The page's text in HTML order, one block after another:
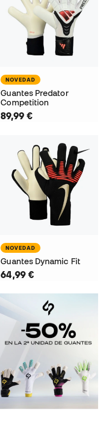
NOVEDAD
Guantes Predator
Competition
89,99 €
NOVEDAD
Guantes Dynamic Fit
64,99 €